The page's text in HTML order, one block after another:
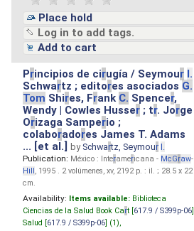
Place hold
Log in to add tags.
Add to cart
Principios de cirugía / Seymour I.
Schwartz ; editores asociados G.
Tom Shires, Frank C. Spencer,
Wendy | Cowles Husser ; tr. Jorge
Orizaga Samperio ;
colaboradores James T. Adams
... [et al.]by Schwartz, Seymour I.
Publication: México : Interamericana - McGraw-
Hill, 1995 . 2 volúmenes, xv, 2192 p. : il. ; 28.5 x 22
cm.
Availability: Items available: Biblioteca
Ciencias de la Salud Book Cart [ 617.9 / S399p-06
Salud [ 617.9 / S399p-06 ] (1),